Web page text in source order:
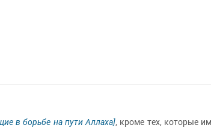
в борьбе на пути Аллаха], кроме тех, которые